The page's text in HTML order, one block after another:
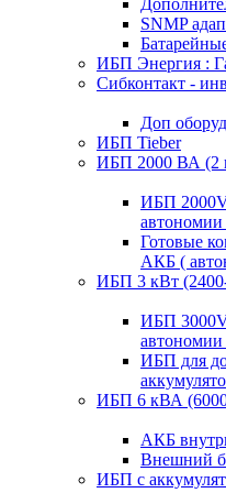
SNMP
ИБП Энергия :
Сибконтакт -
Доп
ИБП Tieber
ИБП 2000 ВА (2
ИБП
Готовые
АКБ (
ИБП 3 кВт
ИБП
ИБП для
ИБП 6 кВА (6000
АКБ
Внешний
ИБП с